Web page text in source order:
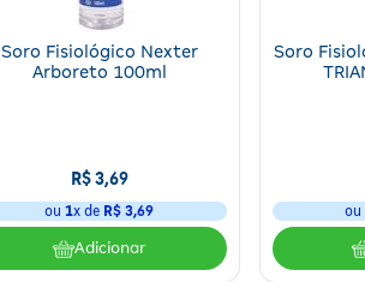
Soro Fisiológico Nexter
Arboreto 100ml
R$3,69
ou1x de R$ 3,69
Adicionar
Soro
ou